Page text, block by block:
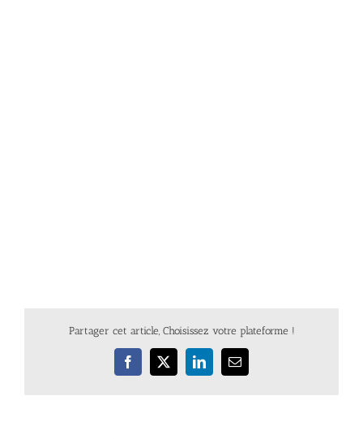
Partager cet article, Choisissez votre plateforme !
Facebook
X LinkedInEmail